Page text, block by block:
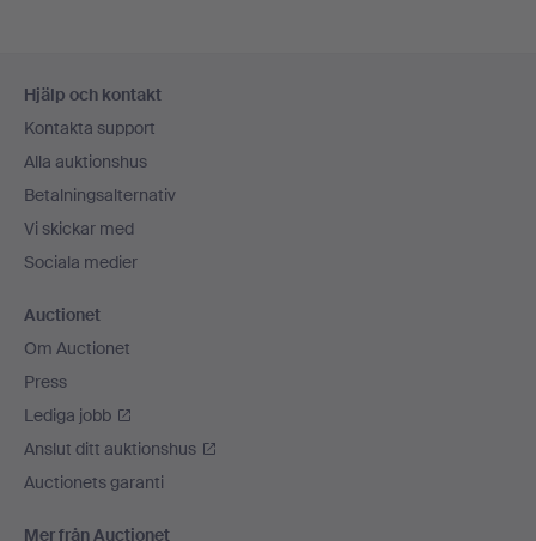
Hjälp och kontakt
Kontakta support
Alla auktionshus
Betalningsalternativ
Vi skickar med
Sociala medier
Auctionet
Om Auctionet
Press
Lediga jobb
Anslut ditt auktionshus
Auctionets garanti
Mer från Auctionet